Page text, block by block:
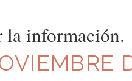
la información.